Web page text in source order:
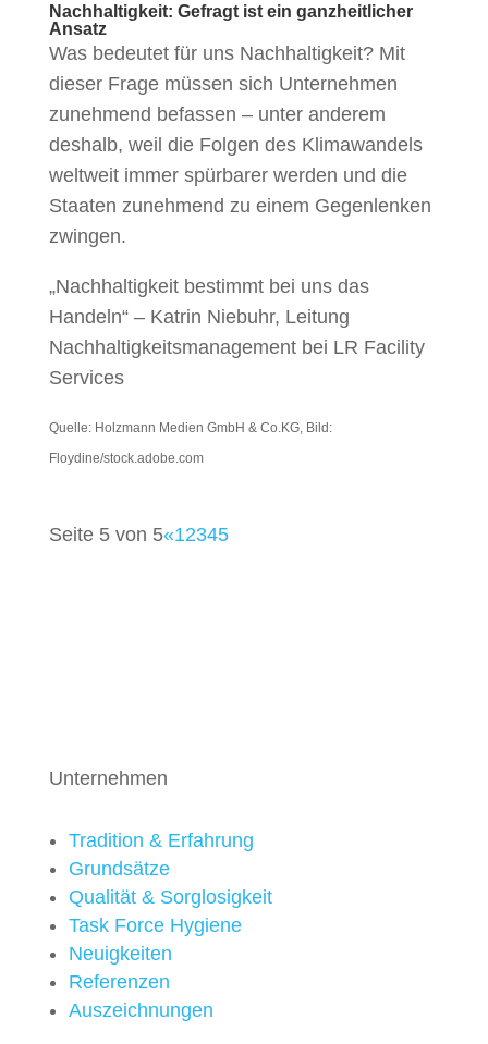
Nachhaltigkeit: Gefragt ist ein ganzheitlicher
Ansatz
Was bedeutet für uns Nachhaltigkeit? Mit
dieser Frage müssen sich Unternehmen
zunehmend befassen – unter anderem
deshalb, weil die Folgen des Klimawandels
weltweit immer spürbarer werden und die
Staaten zunehmend zu einem Gegenlenken
zwingen.
„Nachhaltigkeit bestimmt bei uns das
Handeln“ – Katrin Niebuhr, Leitung
Nachhaltigkeitsmanagement bei LR Facility
Services
Quelle: Holzmann Medien GmbH & Co.KG, Bild:
Floydine/stock.adobe.com
Seite 5 von 5«12345
Unternehmen
Tradition & Erfahrung
Grundsätze
Qualität & Sorglosigkeit
Task Force Hygiene
Neuigkeiten
Referenzen
Auszeichnungen